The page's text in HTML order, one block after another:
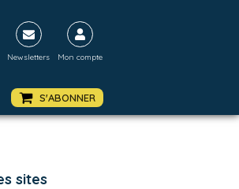
Newsletters Mon compte
S'ABONNER
sites